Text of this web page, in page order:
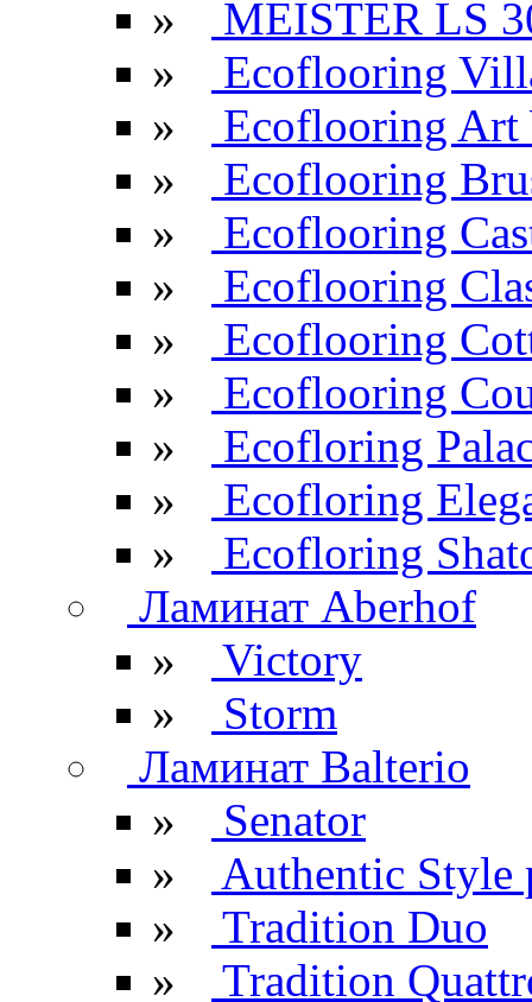
»
MEISTER LS
»
Ecoflooring
»
Ecoflooring Art
»
Ecoflooring
»
Ecoflooring
»
Ecoflooring
»
Ecoflooring
»
Ecoflooring
»
Ecofloring
»
Ecofloring
»
Ecofloring
Ламинат Aberhof
»
Victory
»
Storm
Ламинат Balterio
»
Senator
»
Authentic Style
»
Tradition Duo
»
Tradition